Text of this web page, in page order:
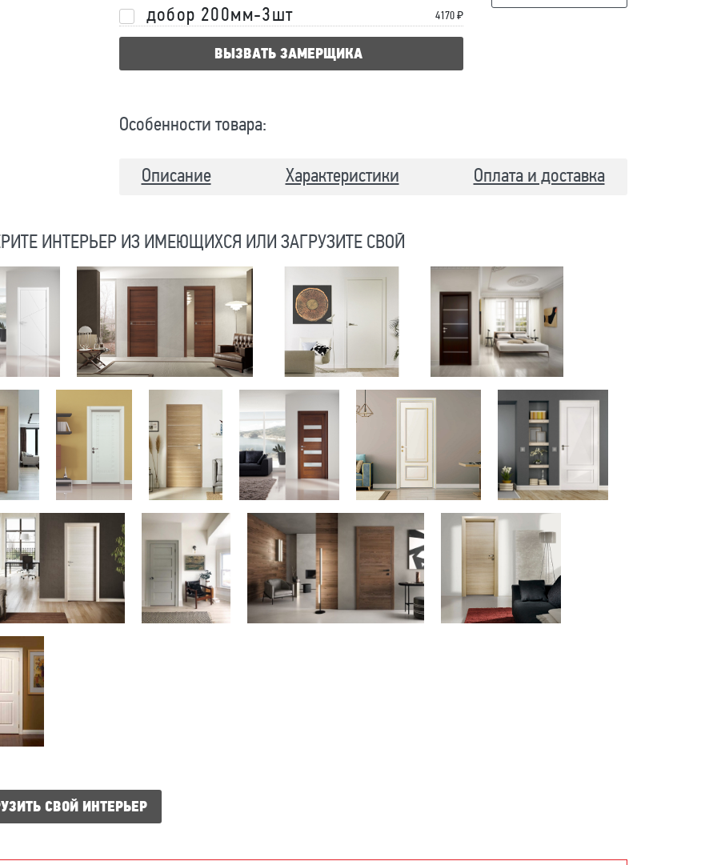
добор 200мм-3шт 4170 ₽
ВЫЗВАТЬ ЗАМЕРЩИКА
Особенности товара:
Описание Характеристики Оплата и доставка
ИНТЕРЬЕР ИЗ ИМЕЮЩИХСЯ ИЛИ ЗАГРУЗИТЕ СВОЙ
СВОЙ ИНТЕРЬЕР